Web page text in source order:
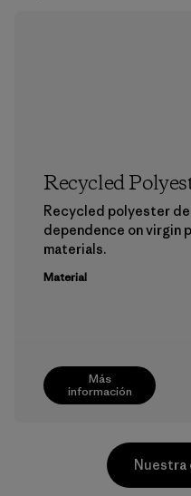
Más
información
Recycled
Recycled polyester
dependence on virgin
materials.
Material
Nuestra